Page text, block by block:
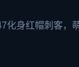
化身红帽刺客，